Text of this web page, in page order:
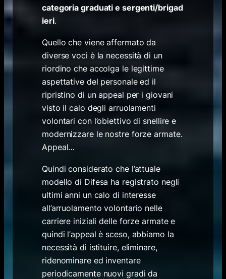
categoria graduati e sergenti/brigad
ieri.
Quello che viene affermato da
diverse voci è la necessità di un
riordino che accolga le legittime
aspettative del personale ed il
ripristino di unappeal per i giovani
visto il calo degli arruolamenti
volontari con l’obiettivo di snellire e
modernizzare le nostre forze armate.
Appeal…
Quindi considerato che l’attuale
modello di Difesa ha registrato negli
ultimi anni un calo di interesse
all’arruolamento volontario nelle
carriere iniziali delle forze armate e
quindi l’appeal è sceso, abbiamo la
necessità di istituire, eliminare,
ridenominare ed inventare
periodicamente nuovi gradi da